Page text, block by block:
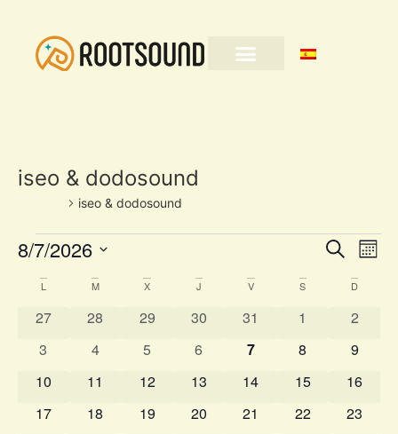
iseo & dodosound
iseo & dodosound
de
de
BuscarMes
8/7/2026
Calendario
de
Eventos
L M X J V S D
0 eventos
27 0 eventos
28 0 eventos
29 0 eventos
30 0 eventos
31 0 eventos
1 0
2
0 eventos
3 0 eventos
4 0 eventos
5 0 eventos
6 0 eventos
7 0 eventos
8 0
9
0 eventos
10 0 eventos
11 0 eventos
12 0 eventos
13 0 eventos
14 0 eventos
15 0
16
0 eventos
17 0 eventos
18 0 eventos
19 0 eventos
20 0 eventos
21 0 eventos
22 0
23